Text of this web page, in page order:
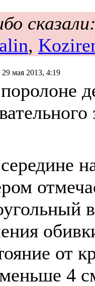
,
29 мая 2013, 4:19
от
4